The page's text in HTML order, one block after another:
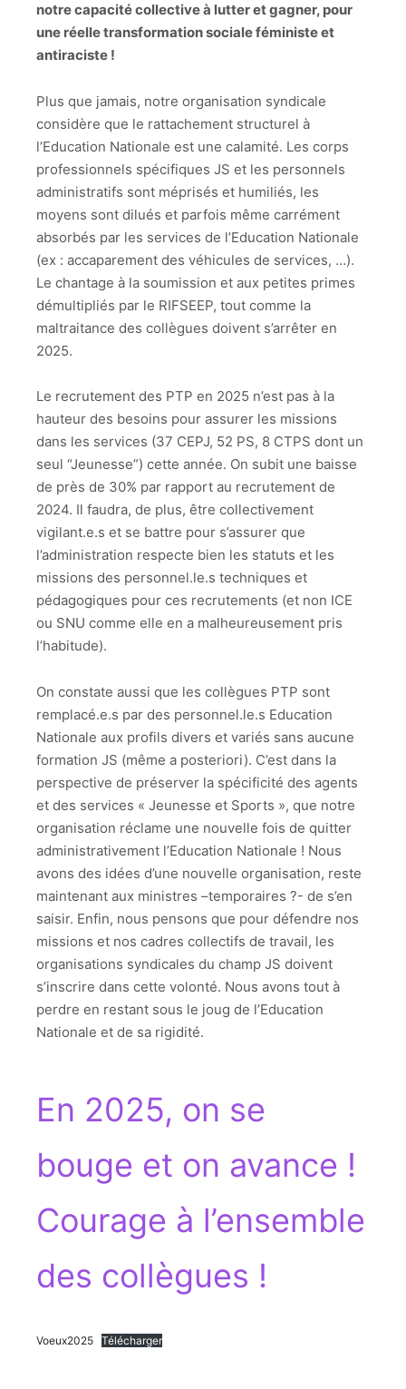
notre capacité collective à lutter et gagner, pour
une réelle transformation sociale féministe et
antiraciste !
Plus que jamais, notre organisation syndicale
considère que le rattachement structurel à
l’Education Nationale est une calamité. Les corps
professionnels spécifiques JS et les personnels
administratifs sont méprisés et humiliés, les
moyens sont dilués et parfois même carrément
absorbés par les services de l’Education Nationale
(ex : accaparement des véhicules de services, …).
Le chantage à la soumission et aux petites primes
démultipliés par le RIFSEEP, tout comme la
maltraitance des collègues doivent s’arrêter en
2025.
Le recrutement des PTP en 2025 n’est pas à la
hauteur des besoins pour assurer les missions
dans les services (37 CEPJ, 52 PS, 8 CTPS dont un
seul “Jeunesse”) cette année. On subit une baisse
de près de 30% par rapport au recrutement de
2024. Il faudra, de plus, être collectivement
vigilant.e.s et se battre pour s’assurer que
l’administration respecte bien les statuts et les
missions des personnel.le.s techniques et
pédagogiques pour ces recrutements (et non ICE
ou SNU comme elle en a malheureusement pris
l’habitude).
On constate aussi que les collègues PTP sont
remplacé.e.s par des personnel.le.s Education
Nationale aux profils divers et variés sans aucune
formation JS (même a posteriori). C’est dans la
perspective de préserver la spécificité des agents
et des services « Jeunesse et Sports », que notre
organisation réclame une nouvelle fois de quitter
administrativement l’Education Nationale ! Nous
avons des idées d’une nouvelle organisation, reste
maintenant aux ministres –temporaires ?- de s’en
saisir. Enfin, nous pensons que pour défendre nos
missions et nos cadres collectifs de travail, les
organisations syndicales du champ JS doivent
s’inscrire dans cette volonté. Nous avons tout à
perdre en restant sous le joug de l’Education
Nationale et de sa rigidité.
En 2025, on se
bouge et on avance !
Courage à l’ensemble
des collègues !
Voeux2025 Télécharger